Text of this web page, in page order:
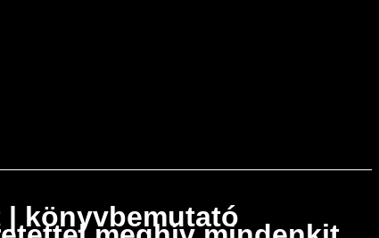
| könyvbemutató